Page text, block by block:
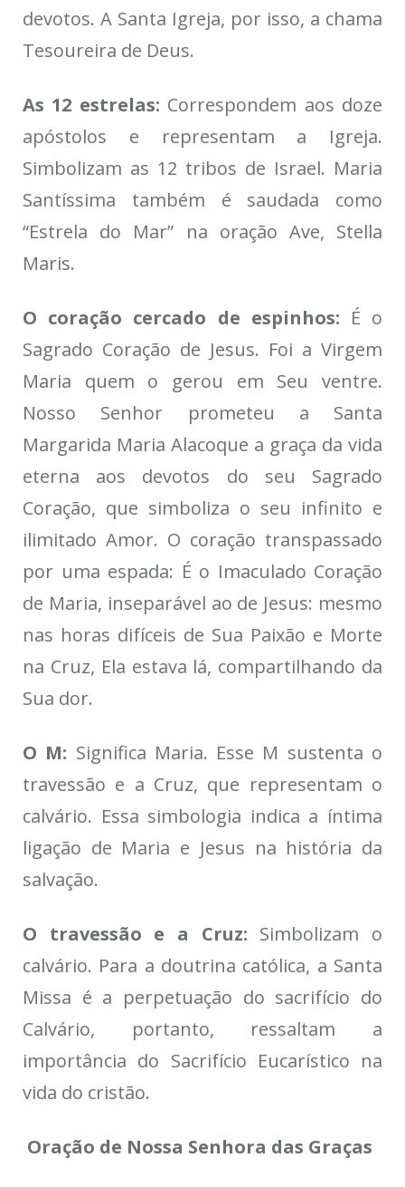
devotos. A Santa Igreja, por isso, a chama
Tesoureira de Deus.
As 12 estrelas: Correspondem aos doze
apóstolos e representam a Igreja.
Simbolizam as 12 tribos de Israel. Maria
Santíssima também é saudada como
“Estrela do Mar” na oração Ave, Stella
Maris.
O coração cercado de espinhos: É o
Sagrado Coração de Jesus. Foi a Virgem
Maria quem o gerou em Seu ventre.
Nosso Senhor prometeu a Santa
Margarida Maria Alacoque a graça da vida
eterna aos devotos do seu Sagrado
Coração, que simboliza o seu infinito e
ilimitado Amor. O coração transpassado
por uma espada: É o Imaculado Coração
de Maria, inseparável ao de Jesus: mesmo
nas horas difíceis de Sua Paixão e Morte
na Cruz, Ela estava lá, compartilhando da
Sua dor.
O M: Significa Maria. Esse M sustenta o
travessão e a Cruz, que representam o
calvário. Essa simbologia indica a íntima
ligação de Maria e Jesus na história da
salvação.
O travessão e a Cruz: Simbolizam o
calvário. Para a doutrina católica, a Santa
Missa é a perpetuação do sacrifício do
Calvário, portanto, ressaltam a
importância do Sacrifício Eucarístico na
vida do cristão.
Oração de Nossa Senhora das Graças